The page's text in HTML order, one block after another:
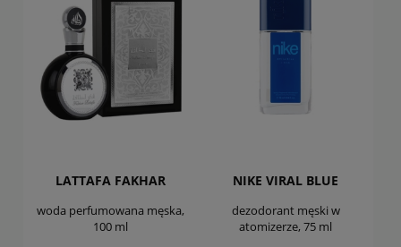
LATTAFA FAKHAR
woda perfumowana męska,
100 ml
NIKE VIRAL BLUE
dezodorant męski w
atomizerze, 75 ml